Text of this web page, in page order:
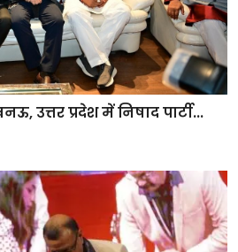
उत्तर प्रदेश में निषाद पार्टी...